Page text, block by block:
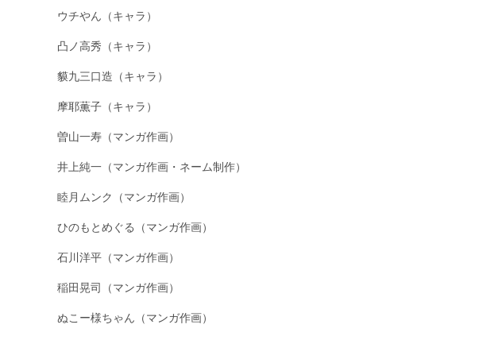
ウチやん（キャラ）
凸ノ高秀（キャラ）
貘九三口造（キャラ）
摩耶薫子（キャラ）
曽山一寿（マンガ作画）
井上純一（マンガ作画・ネーム制作）
睦月ムンク（マンガ作画）
ひのもとめぐる（マンガ作画）
石川洋平（マンガ作画）
稲田晃司（マンガ作画）
ぬこー様ちゃん（マンガ作画）